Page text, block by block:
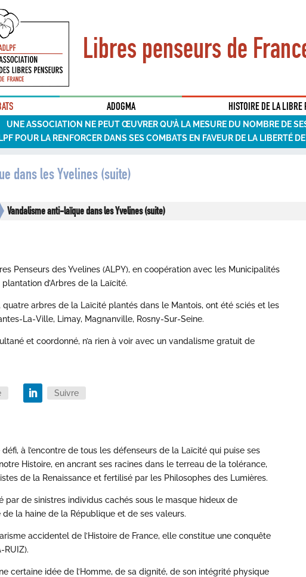
Libres penseurs de
ADOGMA HISTOIRE DE LA LIBRE
UNE ASSOCIATION NE PEUT ŒUVRER QU’À LA MESURE DU NOMBRE DE
POUR LA RENFORCER DANS SES COMBATS EN FAVEUR DE LA LIBERTÉ
dans les Yvelines (suite)
Vandalisme anti-laïque dans les Yvelines (suite)
Penseurs des Yvelines (ALPY), en coopération avec les Municipalités
d’Arbres de la Laïcité.
quatre arbres de la Laïcité plantés dans le Mantois, ont été sciés et les
La-Ville, Limay, Magnanville, Rosny-Sur-Seine.
et coordonné, n’a rien à voir avec un vandalisme gratuit de
Suivre
à l’encontre de tous les défenseurs de la Laïcité qui puise ses
Histoire, en ancrant ses racines dans le terreau de la tolérance,
de la Renaissance et fertilisé par les Philosophes des Lumières.
par de sinistres individus cachés sous le masque hideux de
la haine de la République et de ses valeurs.
accidentel de l’Histoire de France, elle constitue une conquête
RUIZ).
certaine idée de l’Homme, de sa dignité, de son intégrité physique